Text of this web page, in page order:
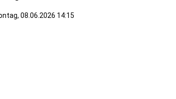
08.06.2026 14:15